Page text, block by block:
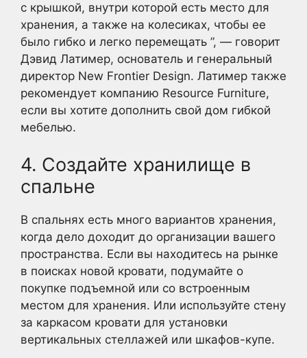
с крышкой, внутри которой есть место для
хранения, а также на колесиках, чтобы ее
было гибко и легко перемещать ”, — говорит
Дэвид Латимер, основатель и генеральный
директор New Frontier Design. Латимер также
рекомендует компанию Resource Furniture,
если вы хотите дополнить свой дом гибкой
мебелью.
4. Создайте хранилище в
спальне
В спальнях есть много вариантов хранения,
когда дело доходит до организации вашего
пространства. Если вы находитесь на рынке
в поисках новой кровати, подумайте о
покупке подъемной или со встроенным
местом для хранения. Или используйте стену
за каркасом кровати для установки
вертикальных стеллажей или шкафов-купе.